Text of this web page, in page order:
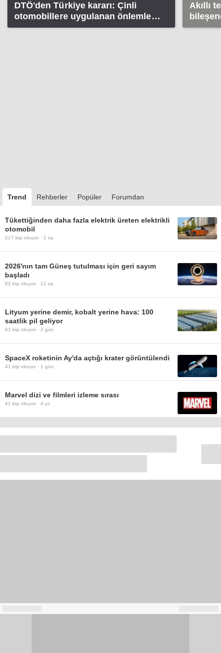
DTÖ'den Türkiye kararı: Çinli
otomobillere uygulanan önlemler
haksız bulundu
Akıllı
Trend Rehberler Popüler Forumdan
Tükettiğinden daha fazla elektrik üreten elektrikli
otomobil
217 kişi okuyor · 2 sa.
2026'nın tam Güneş tutulması için geri sayım
başladı
82 kişi okuyor · 21 sa.
Lityum yerine demir, kobalt yerine hava: 100
saatlik pil geliyor
61 kişi okuyor · 2 gün
SpaceX roketinin Ay'da açtığı krater görüntülendi
41 kişi okuyor · 1 gün
Marvel dizi ve filmleri izleme sırası
41 kişi okuyor · 4 yıl